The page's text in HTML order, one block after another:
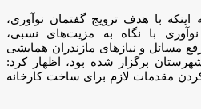
اینکه با هدف ترویج گفتمان نوآوری،
با نگاه به مزیت‌های نسبی،
مسائل و نیازهای مازندران همایشی
برگزار شده بود، اظهار کرد:
مقدمات لازم برای ساخت کارخانه